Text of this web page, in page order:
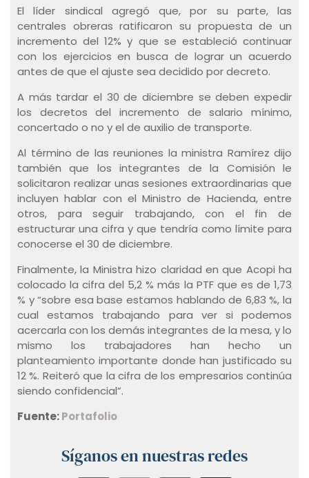
El líder sindical agregó que, por su parte, las
centrales obreras ratificaron su propuesta de un
incremento del 12% y que se estableció continuar
con los ejercicios en busca de lograr un acuerdo
antes de que el ajuste sea decidido por decreto.
A más tardar el 30 de diciembre se deben expedir
los decretos del incremento de salario mínimo,
concertado o no y el de auxilio de transporte.
Al término de las reuniones la ministra Ramírez dijo
también que los integrantes de la Comisión le
solicitaron realizar unas sesiones extraordinarias que
incluyen hablar con el Ministro de Hacienda, entre
otros, para seguir trabajando, con el fin de
estructurar una cifra y que tendría como límite para
conocerse el 30 de diciembre.
Finalmente, la Ministra hizo claridad en que Acopi ha
colocado la cifra del 5,2 % más la PTF que es de 1,73
% y “sobre esa base estamos hablando de 6,83 %, la
cual estamos trabajando para ver si podemos
acercarla con los demás integrantes de la mesa, y lo
mismo los trabajadores han hecho un
planteamiento importante donde han justificado su
12 %. Reiteró que la cifra de los empresarios continúa
siendo confidencial”.
Fuente:Portafolio
Síganos en nuestras redes